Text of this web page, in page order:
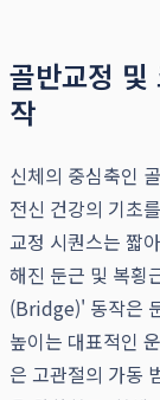
골반교정 및
작
신체의 중심축인
전신 건강의 기초
교정 시퀀스는 짧
해진 둔근 및 복횡
(Bridge)' 동작은
높이는 대표적인
은 고관절의 가동